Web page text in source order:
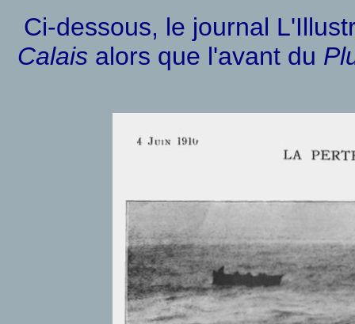
Ci-dessous, le journal
Calais alors que l'avant du